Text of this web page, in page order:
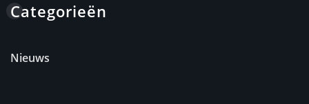
Categorieën
Nieuws